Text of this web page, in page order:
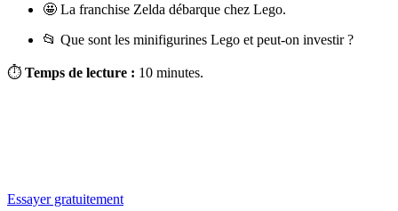
🤩 La franchise Zelda débarque chez Lego.
📂 Que sont les minifigurines Lego et peut-on investir ?
⏱ Temps de lecture : 10 minutes.
Essayer gratuitement